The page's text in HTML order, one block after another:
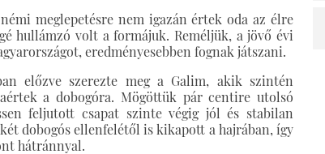
meglepetésre nem igazán értek oda az élre
hullámzó volt a formájuk. Reméljük, a jövő évi
eredményesebben fognak játszani.
előzve szerezte meg a Galim, akik szintén
a dobogóra. Mögöttük pár centire utolsó
feljutott csapat szinte végig jól és stabilan
dobogós ellenfelétől is kikapott a hajrában, így
hátránnyal.